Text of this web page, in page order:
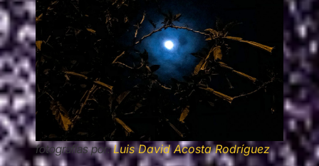
fotografías por:Luis David Acosta Rodríguez